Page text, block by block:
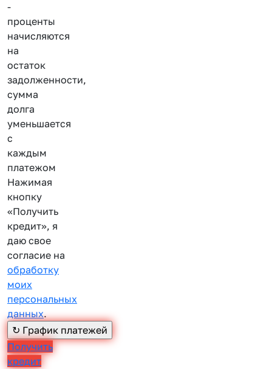
-
проценты
начисляются
на
остаток
задолженности,
сумма
долга
уменьшается
с
каждым
платежом
Нажимая
кнопку
«Получить
кредит», я
даю свое
согласие на
обработку
моих
персональных
данных.
Получить
кредит